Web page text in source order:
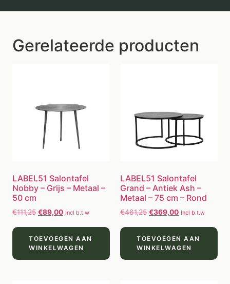
Gerelateerde producten
LABEL51 Salontafel
Nobby – Grijs – Metaal –
50 cm
€111,25 €89,00 Incl b.t.w
TOEVOEGEN AAN
WINKELWAGEN
LABEL51 Salontafel
Grand – Antiek Ash –
Metaal – 75 cm – Rond
€461,25 €369,00 Incl b.t.w
TOEVOEGEN AAN
WINKELWAGEN